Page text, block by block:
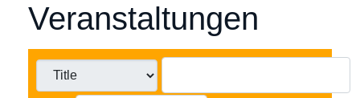
Veranstaltungen